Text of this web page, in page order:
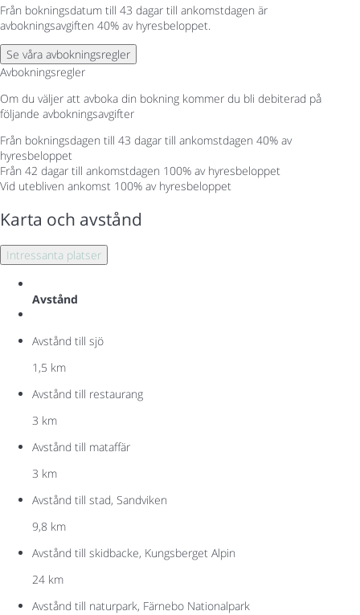
Från bokningsdatum till 43 dagar till ankomstdagen är
avbokningsavgiften 40% av hyresbeloppet.
Se våra avbokningsregler
Avbokningsregler
Om du väljer att avboka din bokning kommer du bli debiterad på
följande avbokningsavgifter
Från bokningsdagen till 43 dagar till ankomstdagen 40% av
hyresbeloppet
Från 42 dagar till ankomstdagen 100% av hyresbeloppet
Vid utebliven ankomst 100% av hyresbeloppet
Karta och avstånd
Intressanta platser
Avstånd
Avstånd till sjö
1,5 km
Avstånd till restaurang
3 km
Avstånd till mataffär
3 km
Avstånd till stad, Sandviken
9,8 km
Avstånd till skidbacke, Kungsberget Alpin
24 km
Avstånd till naturpark, Färnebo Nationalpark